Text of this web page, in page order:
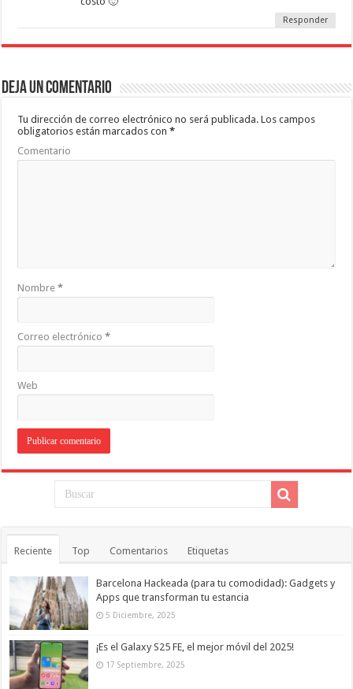
Responder
Deja un comentario
Tu dirección de correo electrónico no será publicada. Los campos
obligatorios están marcados con*
Comentario
Nombre*
Correo electrónico*
Web
Reciente Top Comentarios Etiquetas
Barcelona Hackeada (para tu comodidad): Gadgets y
Apps que transforman tu estancia
5 Diciembre, 2025
¡Es el Galaxy S25 FE, el mejor móvil del 2025!
17 Septiembre, 2025